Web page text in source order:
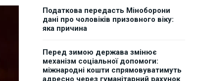
Податкова передасть Міноборони
дані про чоловіків призовного віку:
яка причина
Перед зимою держава змінює
механізм соціальної допомоги:
міжнародні кошти спрямовуватимуть
адресно через гуманітарний рахунок